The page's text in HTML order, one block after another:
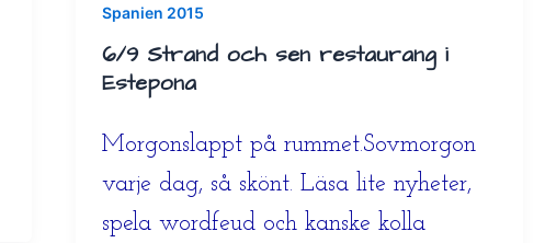
Spanien 2015
6/9 Strand och sen restaurang i
Estepona
Morgonslappt på rummet.Sovmorgon
varje dag, så skönt. Läsa lite nyheter,
spela wordfeud och kanske kolla